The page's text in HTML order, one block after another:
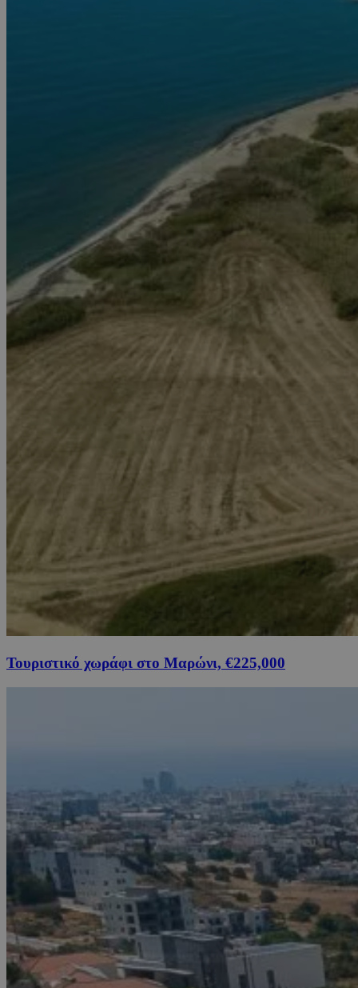
Τουριστικό χωράφι στο Μαρώνι, €225,000